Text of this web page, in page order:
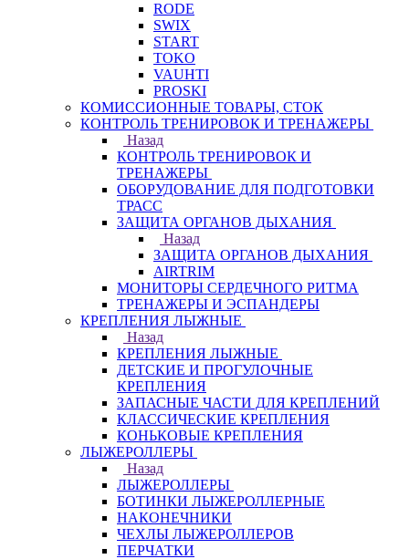
RODE
SWIX
START
TOKO
VAUHTI
PROSKI
КОМИССИОННЫЕ ТОВАРЫ, СТОК
КОНТРОЛЬ ТРЕНИРОВОК И ТРЕНАЖЕРЫ
Назад
КОНТРОЛЬ ТРЕНИРОВОК И
ТРЕНАЖЕРЫ
ОБОРУДОВАНИЕ ДЛЯ ПОДГОТОВКИ
ТРАСС
ЗАЩИТА ОРГАНОВ ДЫХАНИЯ
Назад
ЗАЩИТА ОРГАНОВ ДЫХАНИЯ
AIRTRIM
МОНИТОРЫ СЕРДЕЧНОГО РИТМА
ТРЕНАЖЕРЫ И ЭСПАНДЕРЫ
КРЕПЛЕНИЯ ЛЫЖНЫЕ
Назад
КРЕПЛЕНИЯ ЛЫЖНЫЕ
ДЕТСКИЕ И ПРОГУЛОЧНЫЕ
КРЕПЛЕНИЯ
ЗАПАСНЫЕ ЧАСТИ ДЛЯ КРЕПЛЕНИЙ
КЛАССИЧЕСКИЕ КРЕПЛЕНИЯ
КОНЬКОВЫЕ КРЕПЛЕНИЯ
ЛЫЖЕРОЛЛЕРЫ
Назад
ЛЫЖЕРОЛЛЕРЫ
БОТИНКИ ЛЫЖЕРОЛЛЕРНЫЕ
НАКОНЕЧНИКИ
ЧЕХЛЫ ЛЫЖЕРОЛЛЕРОВ
ПЕРЧАТКИ